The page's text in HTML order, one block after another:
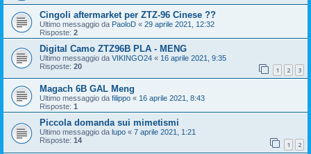
Cingoli aftermarket per ZTZ-96 Cinese ??
Ultimo messaggio da PaoloD « 29 aprile 2021, 12:32
Risposte: 2
Digital Camo ZTZ96B PLA - MENG
Ultimo messaggio da VIKINGO24 « 16 aprile 2021, 9:35
Risposte: 20 1 2 3
Magach 6B GAL Meng
Ultimo messaggio da filippo « 16 aprile 2021, 8:43
Risposte: 1
Piccola domanda sui mimetismi
Ultimo messaggio da lupo « 7 aprile 2021, 1:21
Risposte: 14 1 2